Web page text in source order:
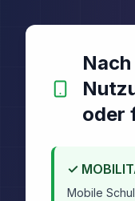
oder
✓
Mobile